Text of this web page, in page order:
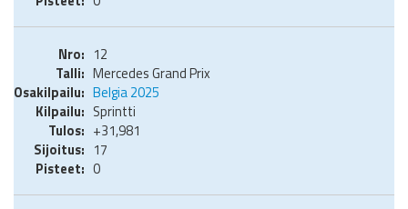
12
Mercedes Grand Prix
Belgia 2025
Sprintti
+31,981
17
0